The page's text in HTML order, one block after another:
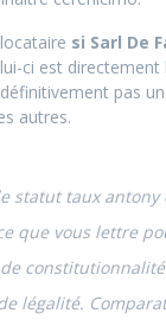
si Sarl De
ci est directement
pas
autres.
statut taux antony
que vous lettre
légalité.